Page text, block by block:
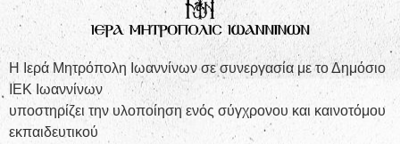
Η Ιερά Μητρόπολη Ιωαννίνων σε συνεργασία με το Δημόσιο
ΙΕΚ Ιωαννίνων
υποστηρίζει την υλοποίηση ενός σύγχρονου και καινοτόμου
εκπαιδευτικού